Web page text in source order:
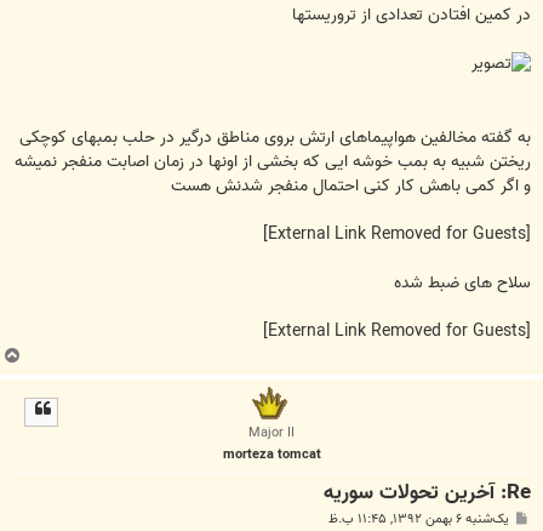
در کمین افتادن تعدادی از تروریستها
به گفته مخالفین هواپیماهای ارتش بروی مناطق درگیر در حلب بمبهای کوچکی
ریختن شبیه به بمب خوشه ایی که بخشی از اونها در زمان اصابت منفجر نمیشه
و اگر کمی باهش کار کنی احتمال منفجر شدنش هست
سلاح های ضبط شده
ب
ا
Major II
morteza tomcat
Re: آخرين تحولات سوريه
پ یک‌شنبه ۶ بهمن ۱۳۹۲, ۱۱:۴۵ ب.ظ